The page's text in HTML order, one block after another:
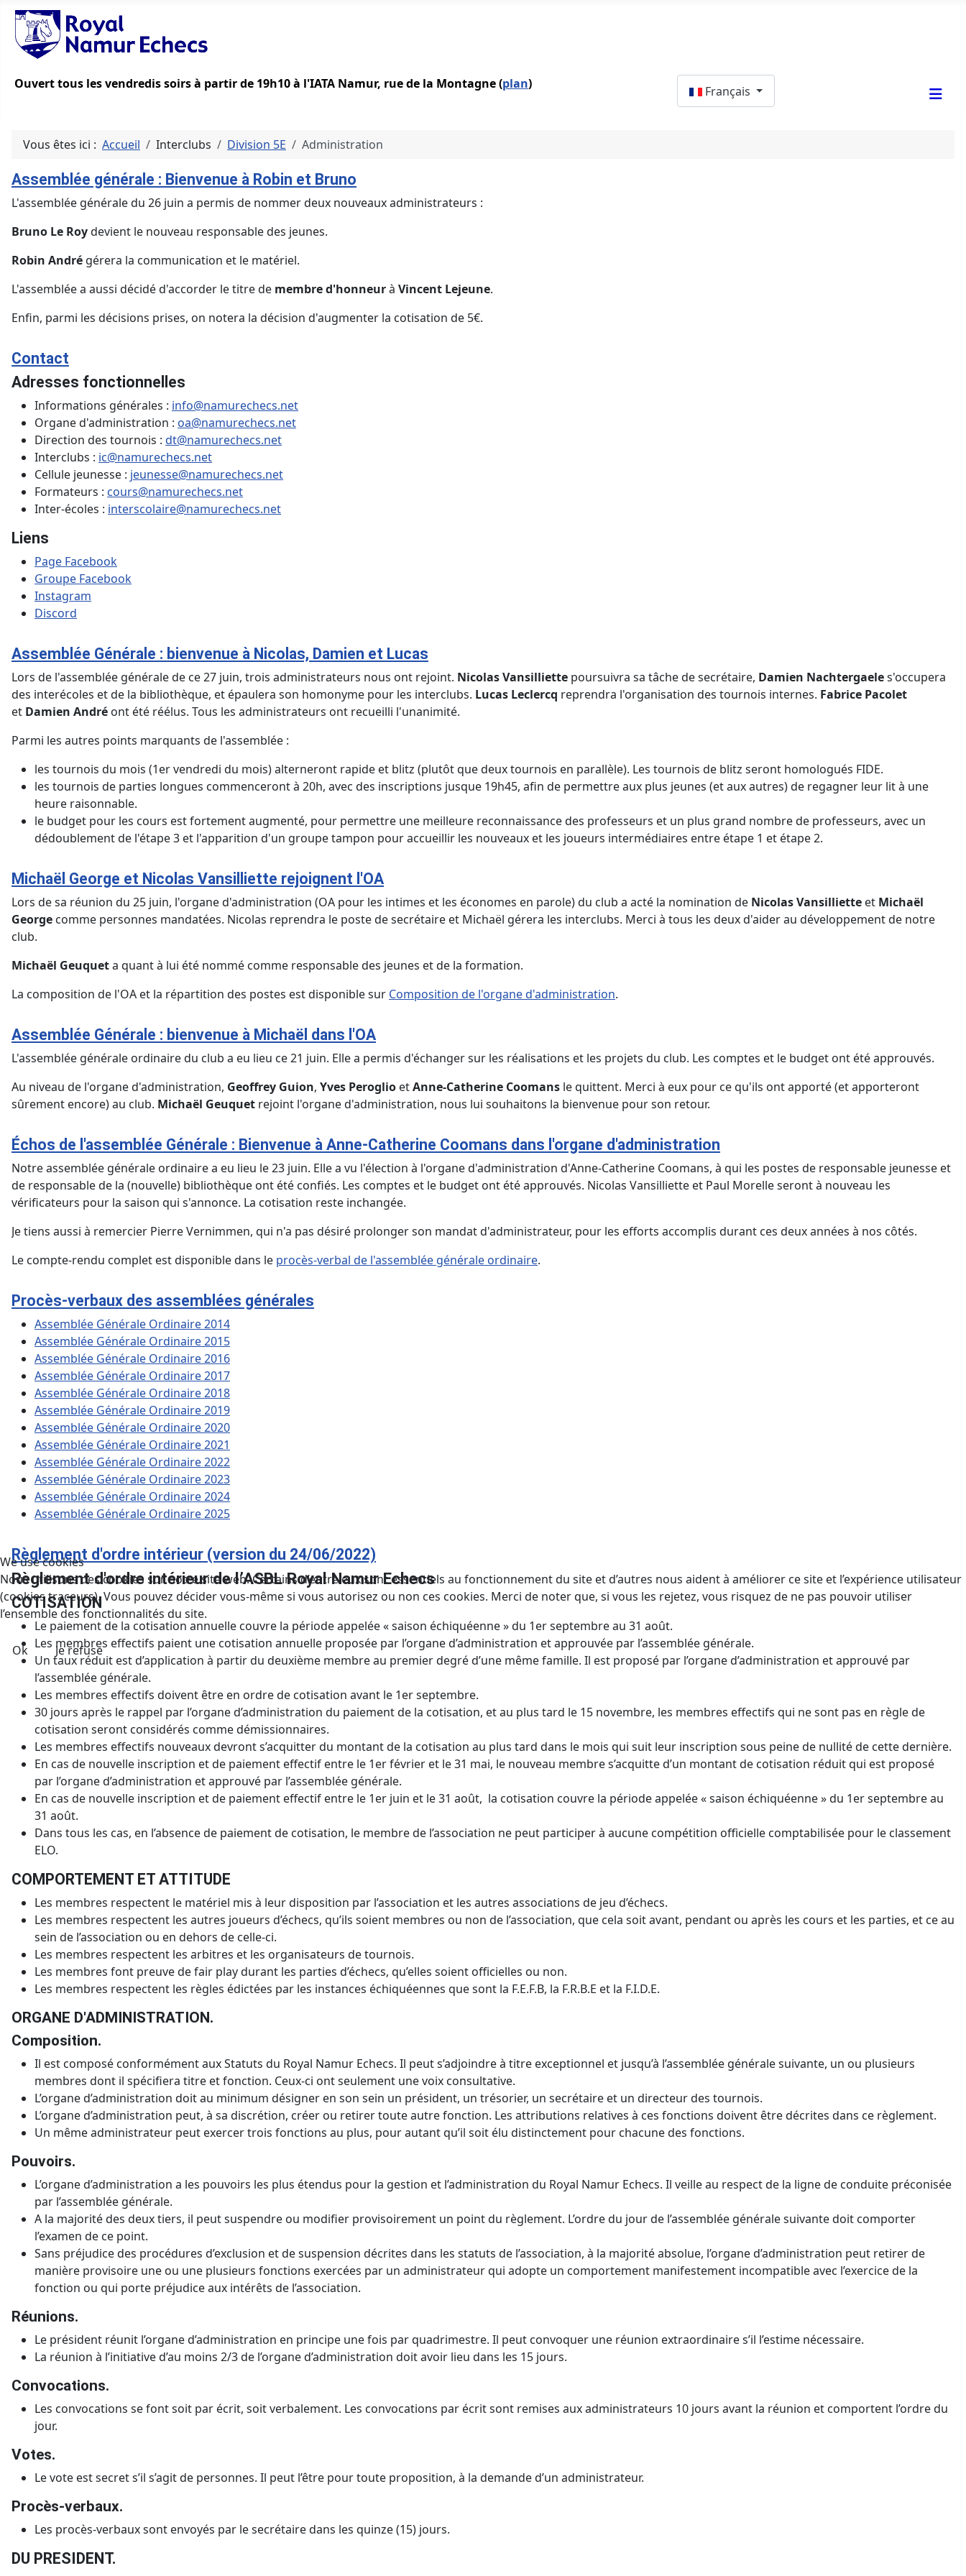
Ouvert tous les vendredis soirs à partir de 19h10 à l'IATA Namur, rue de la Montagne (plan) Français
Vous êtes ici : Accueil Interclubs Division 5E Administration
Assemblée générale : Bienvenue à Robin et Bruno
L'assemblée générale du 26 juin a permis de nommer deux nouveaux administrateurs :
Bruno Le Roydevient le nouveau responsable des jeunes.
Robin André gérera la communication et le matériel.
L'assemblée a aussi décidé d'accorder le titre de membre d'honneurà Vincent Lejeune.
Enfin, parmi les décisions prises, on notera la décision d'augmenter la cotisation de 5€.
Contact
Adresses fonctionnelles
Informations générales : info@namurechecs.net
Organe d'administration : oa@namurechecs.net
Direction des tournois : dt@namurechecs.net
Interclubs : ic@namurechecs.net
Cellule jeunesse : jeunesse@namurechecs.net
Formateurs : cours@namurechecs.net
Inter-écoles : interscolaire@namurechecs.net
Liens
Page Facebook
Groupe Facebook
Instagram
Discord
Assemblée Générale : bienvenue à Nicolas, Damien et Lucas
Lors de l'assemblée générale de ce 27 juin, trois administrateurs nous ont rejoint. Nicolas Vansilliette poursuivra sa tâche de secrétaire, Damien Nachtergaeles'occupera
des interécoles et de la bibliothèque, et épaulera son homonyme pour les interclubs. Lucas Leclercq reprendra l'organisation des tournois internes. Fabrice Pacolet
et Damien André ont été réélus. Tous les administrateurs ont recueilli l'unanimité.
Parmi les autres points marquants de l'assemblée :
les tournois du mois (1er vendredi du mois) alterneront rapide et blitz (plutôt que deux tournois en parallèle). Les tournois de blitz seront homologués FIDE.
les tournois de parties longues commenceront à 20h, avec des inscriptions jusque 19h45, afin de permettre aux plus jeunes (et aux autres) de regagner leur lit à une
heure raisonnable.
le budget pour les cours est fortement augmenté, pour permettre une meilleure reconnaissance des professeurs et un plus grand nombre de professeurs, avec un
dédoublement de l'étape 3 et l'apparition d'un groupe tampon pour accueillir les nouveaux et les joueurs intermédiaires entre étape 1 et étape 2.
Michaël George et Nicolas Vansilliette rejoignent l'OA
Lors de sa réunion du 25 juin, l'organe d'administration (OA pour les intimes et les économes en parole) du club a acté la nomination de Nicolas Vansilliette et Michaël
George comme personnes mandatées. Nicolas reprendra le poste de secrétaire et Michaël gérera les interclubs. Merci à tous les deux d'aider au développement de notre
club.
Michaël Geuqueta quant à lui été nommé comme responsable des jeunes et de la formation.
La composition de l'OA et la répartition des postes est disponible sur Composition de l'organe d'administration.
Assemblée Générale : bienvenue à Michaël dans l'OA
L'assemblée générale ordinaire du club a eu lieu ce 21 juin. Elle a permis d'échanger sur les réalisations et les projets du club. Les comptes et le budget ont été approuvés.
Au niveau de l'organe d'administration, Geoffrey Guion, Yves Peroglio etAnne-Catherine Coomans le quittent. Merci à eux pour ce qu'ils ont apporté (et apporteront
sûrement encore) au club. Michaël Geuquet rejoint l'organe d'administration, nous lui souhaitons la bienvenue pour son retour.
Échos de l'assemblée Générale : Bienvenue à Anne-Catherine Coomans dans l'organe d'administration
Notre assemblée générale ordinaire a eu lieu le 23 juin. Elle a vu l'élection à l'organe d'administration d'Anne-Catherine Coomans, à qui les postes de responsable jeunesse et
de responsable de la (nouvelle) bibliothèque ont été confiés. Les comptes et le budget ont été approuvés. Nicolas Vansilliette et Paul Morelle seront à nouveau les
vérificateurs pour la saison qui s'annonce. La cotisation reste inchangée.
Je tiens aussi à remercier Pierre Vernimmen, qui n'a pas désiré prolonger son mandat d'administrateur, pour les efforts accomplis durant ces deux années à nos côtés.
Le compte-rendu complet est disponible dans le procès-verbal de l'assemblée générale ordinaire.
Procès-verbaux des assemblées générales
Assemblée Générale Ordinaire 2014
Assemblée Générale Ordinaire 2015
Assemblée Générale Ordinaire 2016
Assemblée Générale Ordinaire 2017
Assemblée Générale Ordinaire 2018
Assemblée Générale Ordinaire 2019
Assemblée Générale Ordinaire 2020
Assemblée Générale Ordinaire 2021
Assemblée Générale Ordinaire 2022
Assemblée Générale Ordinaire 2023
Assemblée Générale Ordinaire 2024
Assemblée Générale Ordinaire 2025
Règlement d'ordre intérieur (version du 24/06/2022)
Règlement d'ordre intérieur de l’ASBL Royal Namur Echecs
COTISATION
Le paiement de la cotisation annuelle couvre la période appelée « saison échiquéenne » du 1er septembre au 31 août.
Les membres effectifs paient une cotisation annuelle proposée par l’organe d’administration et approuvée par l’assemblée générale.
Un taux réduit est d’application à partir du deuxième membre au premier degré d’une même famille. Il est proposé par l’organe d’administration et approuvé par
l’assemblée générale.
Les membres effectifs doivent être en ordre de cotisation avant le 1er septembre.
30 jours après le rappel par l’organe d’administration du paiement de la cotisation, et au plus tard le 15 novembre, les membres effectifs qui ne sont pas en règle de
cotisation seront considérés comme démissionnaires.
Les membres effectifs nouveaux devront s’acquitter du montant de la cotisation au plus tard dans le mois qui suit leur inscription sous peine de nullité de cette dernière.
En cas de nouvelle inscription et de paiement effectif entre le 1er février et le 31 mai, le nouveau membre s’acquitte d’un montant de cotisation réduit qui est proposé
par l’organe d’administration et approuvé par l’assemblée générale.
En cas de nouvelle inscription et de paiement effectif entre le 1er juin et le 31 août, la cotisation couvre la période appelée « saison échiquéenne » du 1er septembre au
31 août.
Dans tous les cas, en l’absence de paiement de cotisation, le membre de l’association ne peut participer à aucune compétition officielle comptabilisée pour le classement
ELO.
COMPORTEMENT ET ATTITUDE
Les membres respectent le matériel mis à leur disposition par l’association et les autres associations de jeu d’échecs.
Les membres respectent les autres joueurs d’échecs, qu’ils soient membres ou non de l’association, que cela soit avant, pendant ou après les cours et les parties, et ce au
sein de l’association ou en dehors de celle-ci.
Les membres respectent les arbitres et les organisateurs de tournois.
Les membres font preuve de fair play durant les parties d’échecs, qu’elles soient officielles ou non.
Les membres respectent les règles édictées par les instances échiquéennes que sont la F.E.F.B, la F.R.B.E et la F.I.D.E.
ORGANE D'ADMINISTRATION.
Composition.
Il est composé conformément aux Statuts du Royal Namur Echecs. Il peut s’adjoindre à titre exceptionnel et jusqu’à l’assemblée générale suivante, un ou plusieurs
membres dont il spécifiera titre et fonction. Ceux-ci ont seulement une voix consultative.
L’organe d’administration doit au minimum désigner en son sein un président, un trésorier, un secrétaire et un directeur des tournois.
L’organe d’administration peut, à sa discrétion, créer ou retirer toute autre fonction. Les attributions relatives à ces fonctions doivent être décrites dans ce règlement.
Un même administrateur peut exercer trois fonctions au plus, pour autant qu’il soit élu distinctement pour chacune des fonctions.
Pouvoirs.
L’organe d’administration a les pouvoirs les plus étendus pour la gestion et l’administration du Royal Namur Echecs. Il veille au respect de la ligne de conduite préconisée
par l’assemblée générale.
A la majorité des deux tiers, il peut suspendre ou modifier provisoirement un point du règlement. L’ordre du jour de l’assemblée générale suivante doit comporter
l’examen de ce point.
Sans préjudice des procédures d’exclusion et de suspension décrites dans les statuts de l’association, à la majorité absolue, l’organe d’administration peut retirer de
manière provisoire une ou une plusieurs fonctions exercées par un administrateur qui adopte un comportement manifestement incompatible avec l’exercice de la
fonction ou qui porte préjudice aux intérêts de l’association.
Réunions.
Le président réunit l’organe d’administration en principe une fois par quadrimestre. Il peut convoquer une réunion extraordinaire s’il l’estime nécessaire.
La réunion à l’initiative d’au moins 2/3 de l’organe d’administration doit avoir lieu dans les 15 jours.
Convocations.
Les convocations se font soit par écrit, soit verbalement. Les convocations par écrit sont remises aux administrateurs 10 jours avant la réunion et comportent l’ordre du
jour.
Votes.
Le vote est secret s’il s’agit de personnes. Il peut l’être pour toute proposition, à la demande d’un administrateur.
Procès-verbaux.
Les procès-verbaux sont envoyés par le secrétaire dans les quinze (15) jours.
DU PRESIDENT.
We use cookies
Nous utilisons des cookies sur notre site web. Certains d’entre eux sont essentiels au fonctionnement du site et d’autres nous aident à améliorer ce site et l’expérience utilisateur
(cookies traceurs). Vous pouvez décider vous-même si vous autorisez ou non ces cookies. Merci de noter que, si vous les rejetez, vous risquez de ne pas pouvoir utiliser
l’ensemble des fonctionnalités du site.
Ok Je refuse